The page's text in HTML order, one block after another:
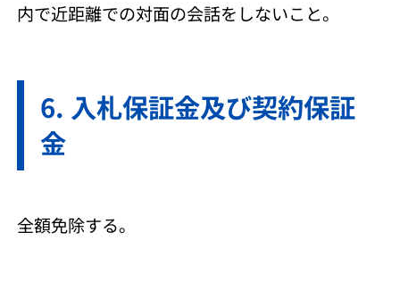
内で近距離での対面の会話をしないこと。
入札保証金及び契約保証
金
全額免除する。